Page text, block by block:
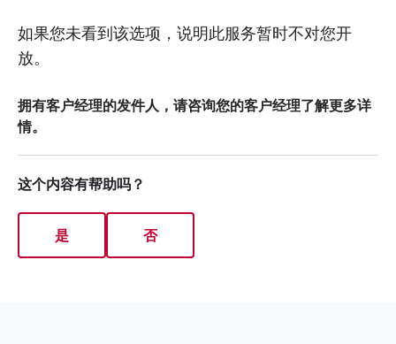
如果您未看到该选项，说明此服务暂时不对您开
放。
拥有客户经理的发件人，请咨询您的客户经理了解更多详
情。
这个内容有帮助吗？
是 否